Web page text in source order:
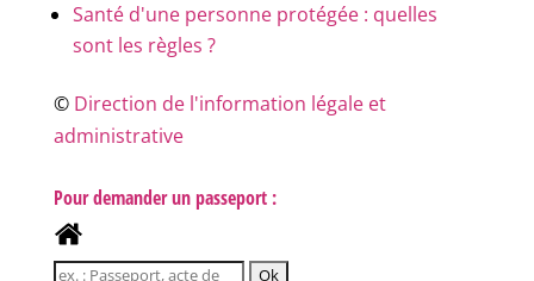
Santé d'une personne protégée : quelles
sont les règles ?
© Direction de l'information légale et
administrative
Pour demander un passeport :